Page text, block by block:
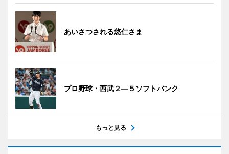
あいさつされる悠仁さま
プロ野球・西武２―５ソフトバンク
もっと見る